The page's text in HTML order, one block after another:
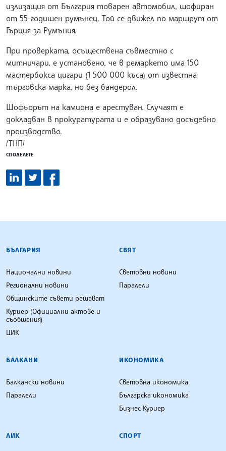
излизащия от България товарен автомобил, шофиран
от 55-годишен румънец. Той се движел по маршрут от
Гърция за Румъния.
При проверката, осъществена съвместно с
митничари, е установено, че в ремаркето има 150
мастербокса цигари (1 500 000 къса) от известна
търговска марка, но без бандерол.
Шофьорът на камиона е арестуван. Случаят е
докладван в прокуратурата и е образувано досъдебно
производство.
/ТНП/
СПОДЕЛЕТЕ
БЪЛГАРСКА ТЕЛЕГРАФНА АГЕНЦИЯ
БЪЛГАРИЯ
Национални новини
Регионални новини
Общинските съвети решават
Куриер (Официални актове и
съобщения)
ЦИК
СВЯТ
Световни новини
Паралели
БАЛКАНИ
Балкански новини
Паралели
ИКОНОМИКА
Световна икономика
Българска икономика
Бизнес Куриер
ЛИК СПОРТ